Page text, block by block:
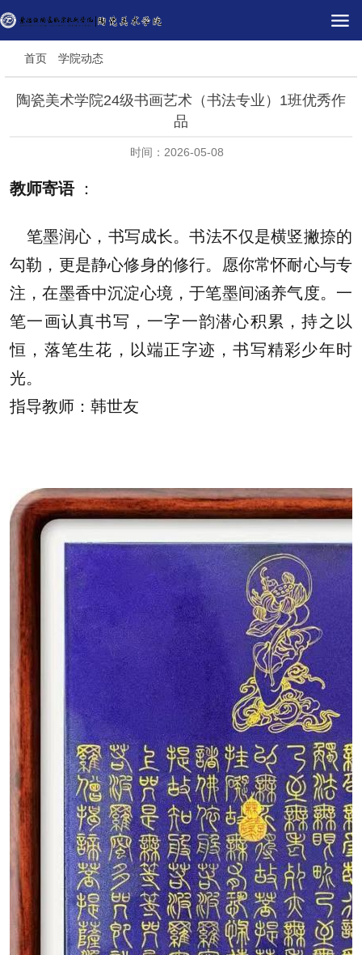
首页 学院动态
陶瓷美术学院24级书画艺术（书法专业）1班优秀作
品
时间：2026-05-08
教师寄语：
笔墨润心，书写成长。书法不仅是横竖撇捺的
勾勒，更是静心修身的修行。愿你常怀耐心与专
注，在墨香中沉淀心境，于笔墨间涵养气度。一
笔一画认真书写，一字一韵潜心积累，持之以
恒，落笔生花，以端正字迹，书写精彩少年时
光。
指导教师：韩世友